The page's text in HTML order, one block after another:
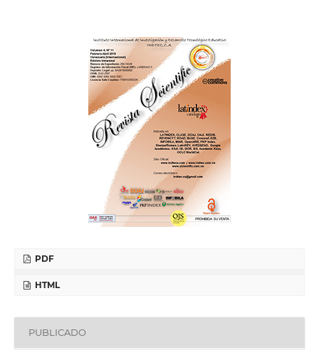
PDF
HTML
PUBLICADO